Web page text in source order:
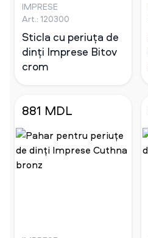
IMPRESE
Art.: 120300
Sticla cu periuța de
dinți Imprese Bitov
crom
881 MDL